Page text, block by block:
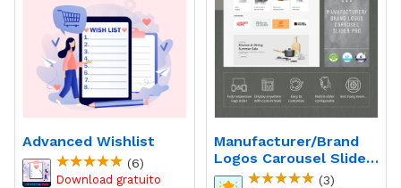
Advanced Wishlist
(6)
Manufacturer/brand
Logos Carousel Slider
PRO Module
(3)